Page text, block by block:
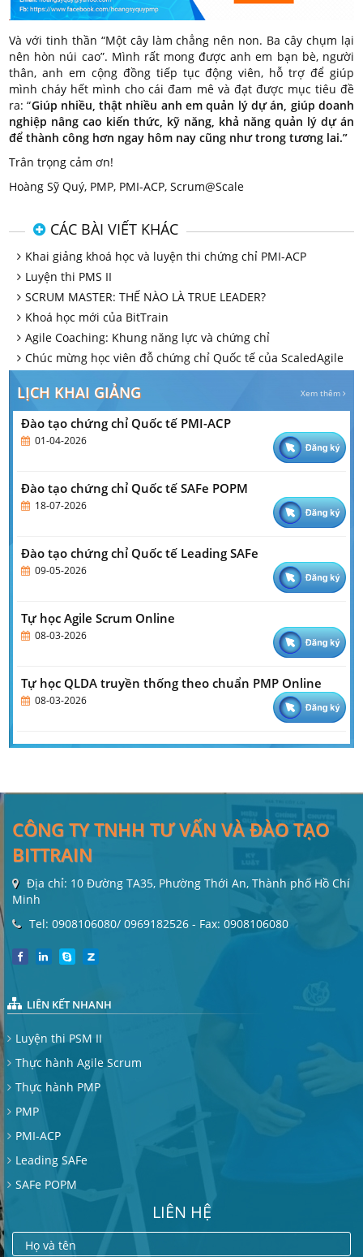
Và với tinh thần “Một cây làm chẳng nên non. Ba cây chụm lại
nên hòn núi cao”. Mình rất mong được anh em bạn bè, người
thân, anh em cộng đồng tiếp tục động viên, hỗ trợ để giúp
mình cháy hết mình cho cái đam mê và đạt được mục tiêu đề
ra: “Giúp nhiều, thật nhiều anh em quản lý dự án, giúp doanh
nghiệp nâng cao kiến thức, kỹ năng, khả năng quản lý dự án
để thành công hơn ngay hôm nay cũng như trong tương lai.”
Trân trọng cảm ơn!
Hoàng Sỹ Quý, PMP, PMI-ACP, Scrum@Scale
CÁC BÀI VIẾT KHÁC
Khai giảng khoá học và luyện thi chứng chỉ PMI-ACP
Luyện thi PMS II
SCRUM MASTER: THẾ NÀO LÀ TRUE LEADER?
Khoá học mới của BitTrain
Agile Coaching: Khung năng lực và chứng chỉ
Chúc mừng học viên đỗ chứng chỉ Quốc tế của ScaledAgile
LỊCH KHAI GIẢNG Xem thêm
Đào tạo chứng chỉ Quốc tế PMI-ACP
01-04-2026
Đào tạo chứng chỉ Quốc tế SAFe POPM
18-07-2026
Đào tạo chứng chỉ Quốc tế Leading SAFe
09-05-2026
Tự học Agile Scrum Online
08-03-2026
Tự học QLDA truyền thống theo chuẩn PMP Online
08-03-2026
CÔNG TY TNHH TƯ VẤN VÀ ĐÀO TẠO
BITTRAIN
Địa chỉ: 10 Đường TA35, Phường Thới An, Thành phố Hồ Chí
Minh
Tel: 0908106080/ 0969182526 - Fax: 0908106080
LIÊN KẾT NHANH
Luyện thi PSM II
Thực hành Agile Scrum
Thực hành PMP
PMP
PMI-ACP
Leading SAFe
SAFe POPM
LIÊN HỆ
Họ và tên